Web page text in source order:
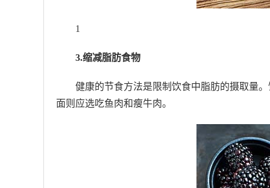
1
3.缩减脂肪食物
健康的节食方法是限制饮食中脂肪的摄取量
面则应选吃鱼肉和瘦牛肉。